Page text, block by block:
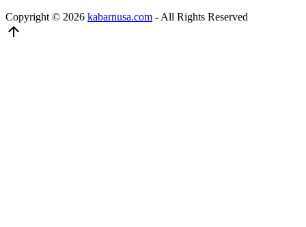
Copyright © 2026 kabarnusa.com - All Rights Reserved
arrow_upward